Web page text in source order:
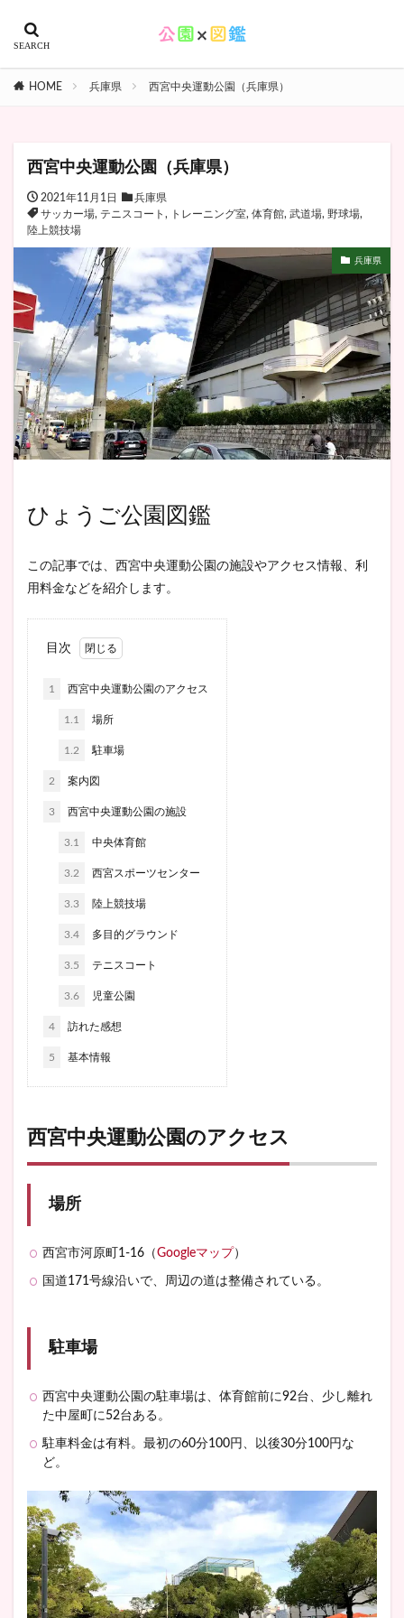
HOME 兵庫県 西宮中央運動公園（兵庫県）
西宮中央運動公園（兵庫県）
2021年11月1日
兵庫県
サッカー場, テニスコート , トレーニング室, 体育館, 武道場, 野球場,
陸上競技場
兵庫県
ひょうご公園図鑑
この記事では、西宮中央運動公園の施設やアクセス情報、利
用料金などを紹介します。
目次
1 西宮中央運動公園のアクセス
1.1 場所
1.2 駐車場
2 案内図
3 西宮中央運動公園の施設
3.1 中央体育館
3.2 西宮スポーツセンター
3.3 陸上競技場
3.4 多目的グラウンド
3.5 テニスコート
3.6 児童公園
4 訪れた感想
5 基本情報
西宮中央運動公園のアクセス
場所
西宮市河原町1-16（Googleマップ ）
国道171号線沿いで、周辺の道は整備されている。
駐車場
西宮中央運動公園の駐車場は、体育館前に92台、少し離れ
た中屋町に52台ある。
駐車料金は有料。最初の60分100円、以後30分100円な
ど。